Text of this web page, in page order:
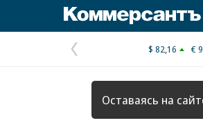
Предыдущая
страница
$ 82,16 €
Оставаясь на